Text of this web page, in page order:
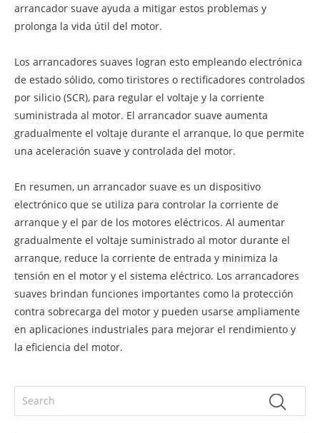
arrancador suave ayuda a mitigar estos problemas y
prolonga la vida útil del motor.
Los arrancadores suaves logran esto empleando electrónica
de estado sólido, como tiristores o rectificadores controlados
por silicio (SCR), para regular el voltaje y la corriente
suministrada al motor. El arrancador suave aumenta
gradualmente el voltaje durante el arranque, lo que permite
una aceleración suave y controlada del motor.
En resumen, un arrancador suave es un dispositivo
electrónico que se utiliza para controlar la corriente de
arranque y el par de los motores eléctricos. Al aumentar
gradualmente el voltaje suministrado al motor durante el
arranque, reduce la corriente de entrada y minimiza la
tensión en el motor y el sistema eléctrico. Los arrancadores
suaves brindan funciones importantes como la protección
contra sobrecarga del motor y pueden usarse ampliamente
en aplicaciones industriales para mejorar el rendimiento y
la eficiencia del motor.